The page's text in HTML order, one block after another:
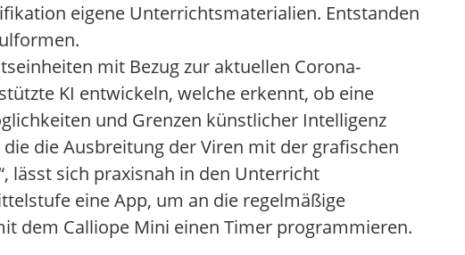
eigene Unterrichtsmaterialien. Entstanden
mit Bezug zur aktuellen Corona-
KI entwickeln, welche erkennt, ob eine
und Grenzen künstlicher Intelligenz
die Ausbreitung der Viren mit der grafischen
lässt sich praxisnah in den Unterricht
eine App, um an die regelmäßige
dem Calliope Mini einen Timer programmieren.